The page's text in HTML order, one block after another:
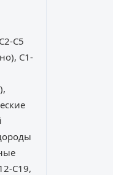
С5
С1-
С19,